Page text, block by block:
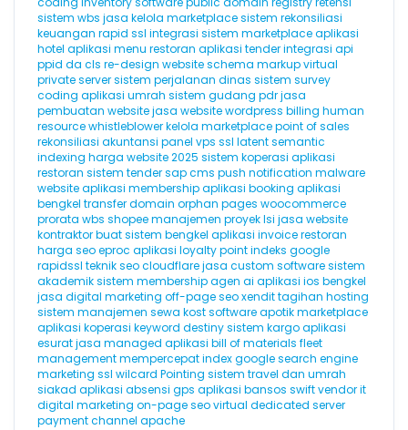
sistem wbs jasa kelola marketplacesistem rekonsiliasi
keuangan rapid ssl integrasi sistem marketplaceaplikasi
hotel aplikasi menu restoran aplikasi tenderintegrasi api
ppid da cls re-design websiteschema markupvirtual
private serversistem perjalanan dinas sistem survey
coding aplikasi umrah sistem gudang pdrjasa
pembuatan websitejasa website wordpress billing human
resourcewhistleblowerkelola marketplacepoint of sales
rekonsiliasi akuntansi panel vps ssl latent semantic
indexing harga website 2025 sistem koperasi aplikasi
restoran sistem tendersapcms push notification malware
websiteaplikasi membershipaplikasi booking aplikasi
bengkel transfer domain orphan pages woocommerce
prorata wbs shopeemanajemen proyeklsi jasa website
kontraktorbuat sistem bengkel aplikasi invoicerestoran
harga seoeproc aplikasi loyalty pointindeks google
rapidssl teknik seocloudflarejasa custom softwaresistem
akademiksistem membershipagen ai aplikasi ios bengkel
jasa digital marketing off-page seoxendittagihan hosting
sistem manajemen sewa kostsoftware apotikmarketplace
aplikasi koperasi keyword destinysistem kargoaplikasi
esuratjasa managed aplikasi bill of materials fleet
managementmempercepat index googlesearch engine
marketing ssl wilcard Pointing sistem travel dan umrah
siakad aplikasi absensi gps aplikasi bansos swiftvendor it
digital marketing on-page seovirtual dedicated server
payment channel apache